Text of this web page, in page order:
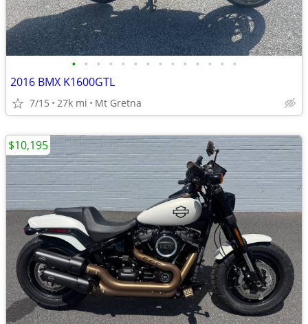
• • • • • • • • • • • • • •
2016 BMX K1600GTL
7/15 27k mi Mt Gretna
$10,195